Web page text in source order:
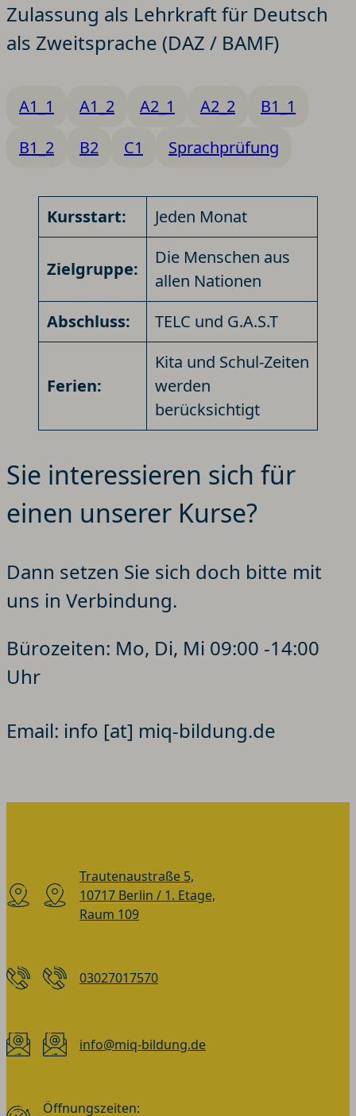
Zulassung als Lehrkraft für Deutsch
als Zweitsprache (DAZ / BAMF)
A1_1 A1_2 A2_1 A2_2
B1_1
B1_2
B2 C1 Sprachprüfung
Kursstart: Jeden Monat
Zielgruppe:
Die Menschen aus
allen Nationen
Abschluss:
TELC und G.A.S.T
Ferien:
Kita und Schul-Zeiten
werden
berücksichtigt
Sie interessieren sich für
einen unserer Kurse?
Dann setzen Sie sich doch bitte mit
uns in Verbindung.
Bürozeiten: Mo, Di, Mi 09:00 -14:00
Uhr
Email: info [at] miq-bildung.de
Trautenaustraße 5,
10717 Berlin / 1. Etage,
Raum 109
03027017570
info@miq-bildung.de
Öffnungszeiten: